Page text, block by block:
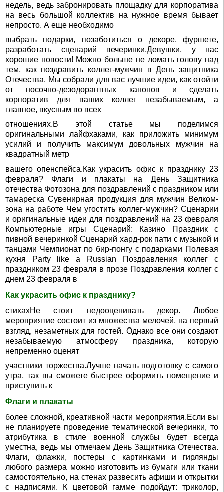
недель, ведь забронировать площадку для корпоратива
на весь большой коллектив на нужное время бывает
непросто. А еще необходимо
выбрать подарки, позаботиться о декоре, фуршете,
разработать сценарий вечеринки.Девушки, у нас
хорошие новости! Можно больше не ломать голову над
тем, как поздравить коллег-мужчин в День защитника
Отечества. Мы собрали для вас лучшие идеи, как отойти
от носочно-дезодорантных канонов и сделать
корпоратив для ваших коллег незабываемым, а
главное, вкусным во всех
отношениях.В этой статье мы поделимся
оригинальными лайфхаками, как приложить минимум
усилий и получить максимум довольных мужчин на
квадратный метр
вашего опенспейса.Как украсить офис к празднику 23
февраля? Флаги и плакаты на День Защитника
отечества Фотозона для поздравлений с праздником или
тамареска Сувенирная продукция для мужчин Велком-
зона на работе Чем угостить коллег-мужчин? Сценарии
и оригинальные идеи для поздравлений на 23 февраля
Компьютерные игры Сценарий: Казино Праздник с
пивной вечеринкой Сценарий хард-рок пати с музыкой и
танцами Чемпионат по бир-понгу с подарками Полевая
кухня Party like a Russian Поздравления коллег с
праздником 23 февраля в прозе Поздравления коллег с
днем 23 февраля в
Как украсить офис к празднику?
стихахНе стоит недооценивать декор. Любое
мероприятие состоит из множества мелочей, на первый
взгляд, незаметных для гостей. Однако все они создают
незабываемую атмосферу праздника, которую
непременно оценят
участники торжества.Лучше начать подготовку с самого
утра, так вы сможете быстрее оформить помещение и
приступить к
Флаги и плакаты
более сложной, креативной части мероприятия.Если вы
не планируете проведение тематической вечеринки, то
атрибутика в стиле военной службы будет всегда
уместна, ведь мы отмечаем День Защитника Отечества.
Флаги, флажки, постеры с картинками и гирлянды
любого размера можно изготовить из бумаги или ткани
самостоятельно, на стенах развесить афиши и открытки
с надписями. К цветовой гамме подойдут: триколор,